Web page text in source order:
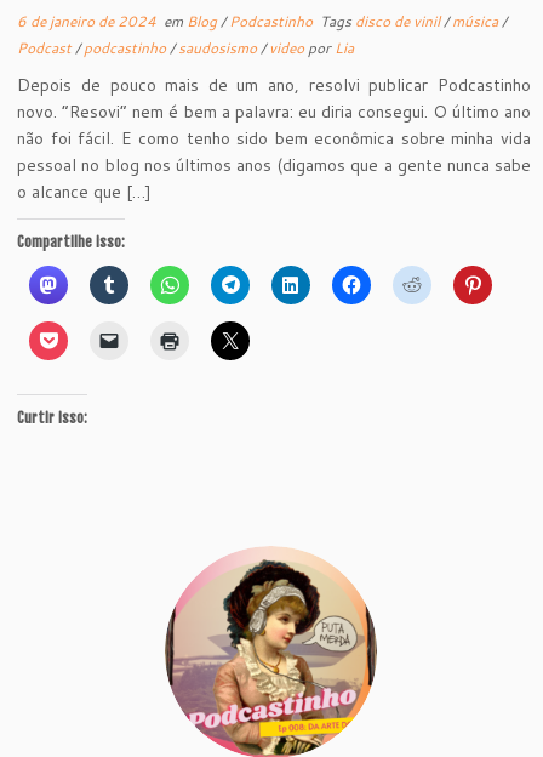
6 de janeiro de 2024 em Blog/Podcastinho Tags disco de vinil/música/
Podcast/podcastinho/saudosismo/video porLia
Depois de pouco mais de um ano, resolvi publicar Podcastinho
novo. “Resovi” nem é bem a palavra: eu diria consegui. O último ano
não foi fácil. E como tenho sido bem econômica sobre minha vida
pessoal no blog nos últimos anos (digamos que a gente nunca sabe
o alcance que […]
Compartilhe isso:
Curtir isso: